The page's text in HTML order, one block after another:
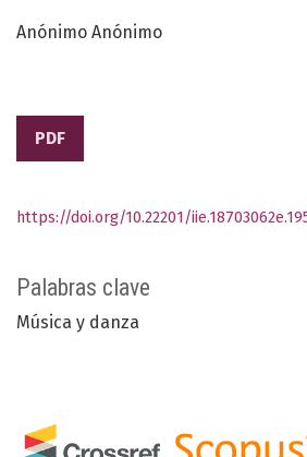
Anónimo Anónimo
PDF
Palabras clave
Música y danza
https://doi.org/10.22201/